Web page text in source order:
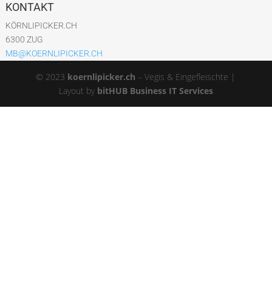
KONTAKT
KÖRNLIPICKER.CH
6300 ZUG
MB@KOERNLIPICKER.CH
© 2023 koernlipicker.ch – Vegis & Eingefleischte |
Layout by bitHUB Business IT Services